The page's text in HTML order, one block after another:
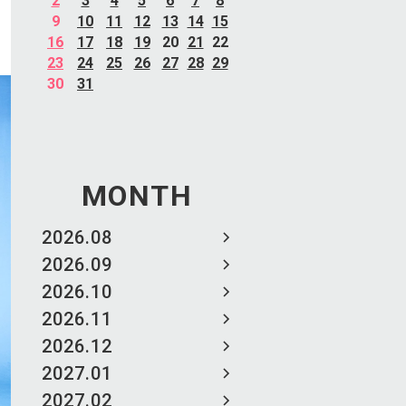
9
10 11 12 13 14 15
16
17 18 19 20 21
22
23
24 25 26 27 28 29
30
31
MONTH
2026.08
2026.09
2026.10
2026.11
2026.12
2027.01
2027.02